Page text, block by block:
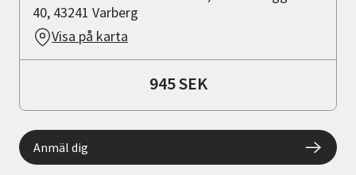
40, 43241 Varberg
Visa på karta
945 SEK
Anmäl dig